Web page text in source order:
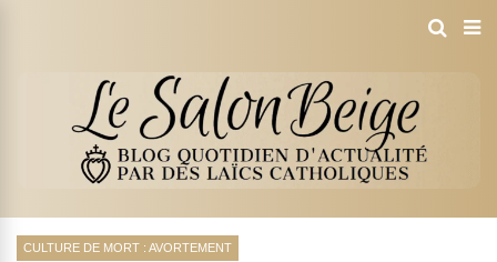
CULTURE DE MORT : AVORTEMENT